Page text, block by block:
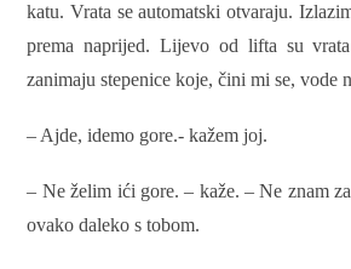
katu. Vrata se automatski otvaraju.
prema naprijed. Lijevo od lifta su
zanimaju stepenice koje, čini mi se, vode
– Ajde, idemo gore.- kažem joj.
– Ne želim ići gore. – kaže. – Ne znam
ovako daleko s tobom.